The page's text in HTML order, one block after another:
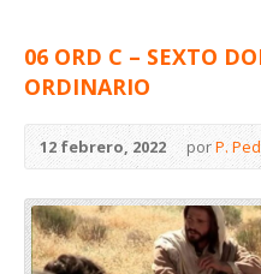
06 ORD C – SEXTO
ORDINARIO
12 febrero, 2022 porP.